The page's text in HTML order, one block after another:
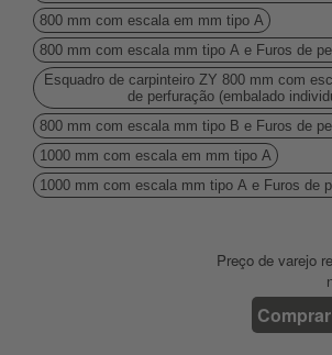
800 mm com escala em mm tipo A
800 mm com escala mm tipo A e Furos de
Esquadro de carpinteiro ZY 800 mm com
de perfuração (embalado
800 mm com escala mm tipo B e Furos de
1000 mm com escala em mm tipo A
1000 mm com escala mm tipo A e Furos de
Preço de varejo